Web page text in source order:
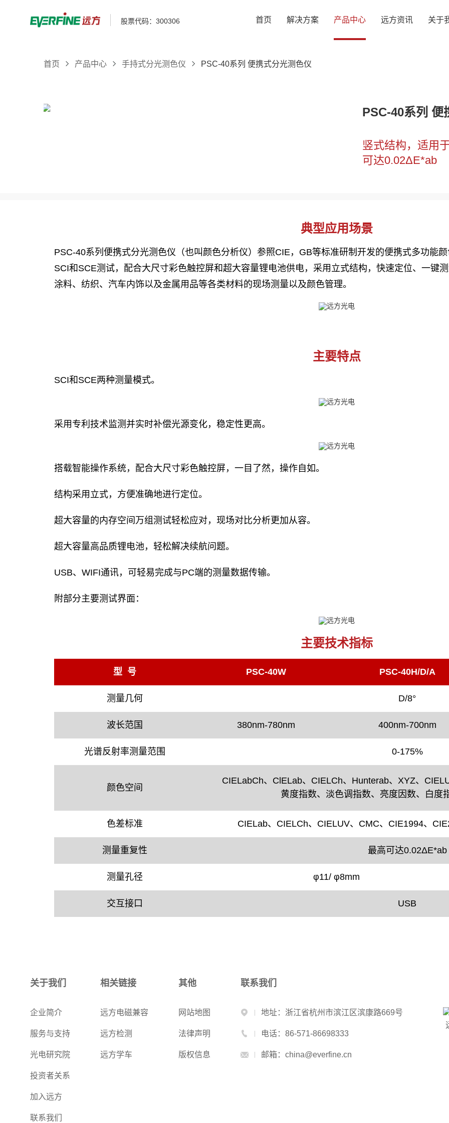
股票代码：300306 首页 解决方案 产品中心 远方资讯 关于
首页 产品中心 手持式分光测色仪 PSC-40系列 便携式分光测色仪
PSC-40系列 便
竖式结构，适用
可达0.02ΔE*ab
典型应用场景
PSC-40系列便携式分光测色仪（也叫颜色分析仪）参照CIE，GB等标准研制开发的便携式多功能
SCI和SCE测试，配合大尺寸彩色触控屏和超大容量锂电池供电，采用立式结构，快速定位、一键
涂料、纺织、汽车内饰以及金属用品等各类材料的现场测量以及颜色管理。
主要特点
SCI和SCE两种测量模式。
采用专利技术监测并实时补偿光源变化，稳定性更高。
搭载智能操作系统，配合大尺寸彩色触控屏，一目了然，操作自如。
结构采用立式，方便准确地进行定位。
超大容量的内存空间万组测试轻松应对，现场对比分析更加从容。
超大容量高品质锂电池，轻松解决续航问题。
USB、WIFI通讯，可轻易完成与PC端的测量数据传输。
附部分主要测试界面：
主要技术指标
型 号 PSC-40W PSC-40H/D/A
测量几何 D/8°
波长范国 380nm-780nm 400nm-700nm
光谱反射率测量范围 0-175%
颜色空间
CIELabCh、ClELab、CIELCh、Hunterab、XYZ、
黄度指数、淡色调指数、亮度因数、白度
色差标准 CIELab、CIELCh、CIELUV、CMC、CIE1994、
测量重复性 最高可达0.02ΔE*ab
测量孔径 φ11/ φ8mm
交互接口 USB
关于我们
企业简介
服务与支持
光电研究院
投资者关系
加入远方
联系我们
相关链接
远方电磁兼容
远方检测
远方学车
其他
网站地图
法律声明
版权信息
联系我们
地址：浙江省杭州市滨江区滨康路669号
电话：86-571-86698333
邮箱：china@everfine.cn